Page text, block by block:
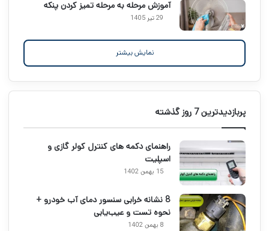
آموزش مرحله به مرحله تمیز کردن پنکه
29 تیر 1405
نمایش بیشتر
پربازدیدترین 7 روز گذشته
راهنمای دکمه های کنترل کولر گازی و
اسپلیت
15 بهمن 1402
8 نشانه خرابی سنسور دمای آب خودرو +
نحوه تست و عیب‌یابی
8 بهمن 1402